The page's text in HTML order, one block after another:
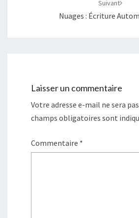
Suivant
Nuages : Écriture
Laisser un commentaire
Votre adresse e-mail ne sera
champs obligatoires sont
Commentaire *